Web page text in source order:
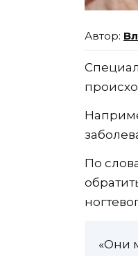
По
«Они